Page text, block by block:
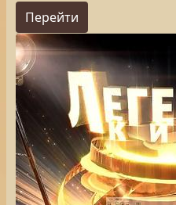
Перейти